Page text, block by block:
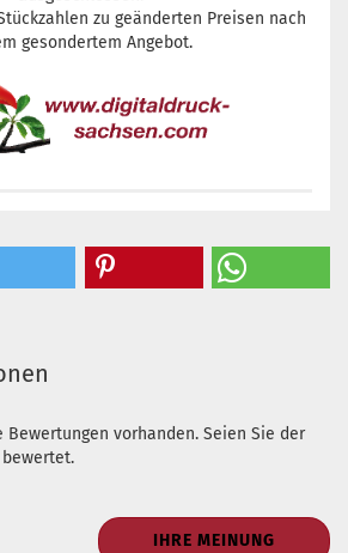
zu geänderten Preisen nach
gesondertem Angebot.
vorhanden. Seien Sie der
IHRE MEINUNG